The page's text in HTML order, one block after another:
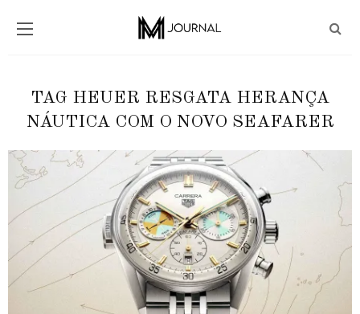
TAG HEUER RESGATA HERANÇA
NÁUTICA COM O NOVO SEAFARER